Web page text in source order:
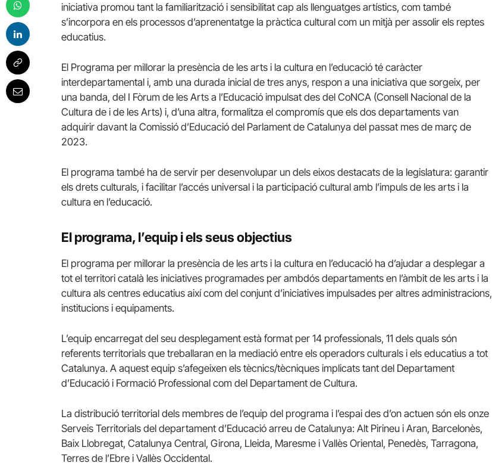
iniciativa promou tant la familiarització i sensibilitat cap als llenguatges artístics, com també
s’incorpora en els processos d’aprenentatge la pràctica cultural com un mitjà per assolir els reptes
educatius.
El Programa per millorar la presència de les arts i la cultura en l’educació té caràcter
interdepartamental i, amb una durada inicial de tres anys, respon a una iniciativa que sorgeix, per
una banda, del I Fòrum de les Arts a l’Educació impulsat des del CoNCA (Consell Nacional de la
Cultura de i de les Arts) i, d’una altra, formalitza el compromís que els dos departaments van
adquirir davant la Comissió d’Educació del Parlament de Catalunya del passat mes de març de
2023.
El programa també ha de servir per desenvolupar un dels eixos destacats de la legislatura: garantir
els drets culturals, i facilitar l’accés universal i la participació cultural amb l’impuls de les arts i la
cultura en l’educació.
El programa, l’equip i els seus objectius
El programa per millorar la presència de les arts i la cultura en l’educació ha d’ajudar a desplegar a
tot el territori català les iniciatives programades per ambdós departaments en l’àmbit de les arts i la
cultura als centres educatius així com del conjunt d’iniciatives impulsades per altres administracions,
institucions i equipaments.
L’equip encarregat del seu desplegament està format per 14 professionals, 11 dels quals són
referents territorials que treballaran en la mediació entre els operadors culturals i els educatius a tot
Catalunya. A aquest equip s’afegeixen els tècnics/tècniques implicats tant del Departament
d’Educació i Formació Professional com del Departament de Cultura.
La distribució territorial dels membres de l’equip del programa i l’espai des d’on actuen són els onze
Serveis Territorials del departament d’Educació arreu de Catalunya: Alt Pirineu i Aran, Barcelonès,
Baix Llobregat, Catalunya Central, Girona, Lleida, Maresme i Vallès Oriental, Penedès, Tarragona,
Terres de l’Ebre i Vallès Occidental.